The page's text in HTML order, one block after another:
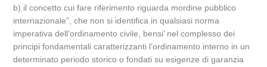
b) il concetto cui fare riferimento riguarda mordine pubblico
internazionale”, che non si identifica in qualsiasi norma
imperativa dell’ordinamento civile, bensi’ nel complesso dei
principi fondamentali caratterizzanti l’ordinamento interno in un
determinato periodo storico o fondati su esigenze di garanzia